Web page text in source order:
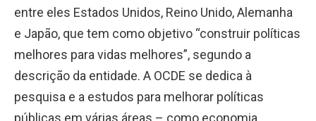
entre eles Estados Unidos, Reino Unido, Alemanha
e Japão, que tem como objetivo “construir políticas
melhores para vidas melhores”, segundo a
descrição da entidade. A OCDE se dedica à
pesquisa e a estudos para melhorar políticas